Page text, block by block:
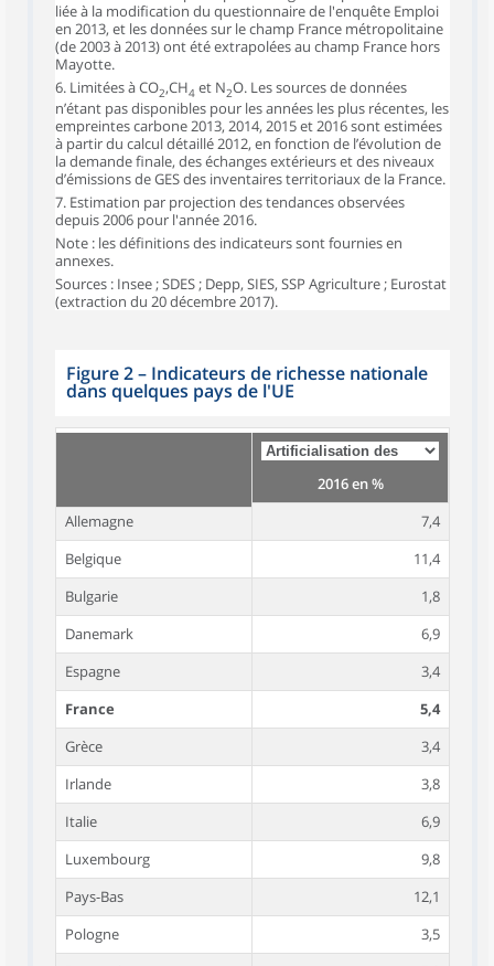
liée à la modification du questionnaire de l'enquête Emploi
en 2013, et les données sur le champ France métropolitaine
(de 2003 à 2013) ont été extrapolées au champ France hors
Mayotte.
6. Limitées à CO2,CH4 et N2O. Les sources de données
n’étant pas disponibles pour les années les plus récentes, les
empreintes carbone 2013, 2014, 2015 et 2016 sont estimées
à partir du calcul détaillé 2012, en fonction de l’évolution de
la demande finale, des échanges extérieurs et des niveaux
d’émissions de GES des inventaires territoriaux de la France.
7. Estimation par projection des tendances observées
depuis 2006 pour l'année 2016.
Note : les définitions des indicateurs sont fournies en
annexes.
Sources : Insee ; SDES ; Depp, SIES, SSP Agriculture ; Eurostat
(extraction du 20 décembre 2017).
Figure 2– Indicateurs de richesse nationale
dans quelques pays de l'UE
2016 en %
Allemagne
7,4
Belgique
11,4
Bulgarie
1,8
Danemark
6,9
Espagne
3,4
France
5,4
Grèce
3,4
Irlande
3,8
Italie
6,9
Luxembourg
9,8
Pays-Bas
12,1
Pologne
3,5